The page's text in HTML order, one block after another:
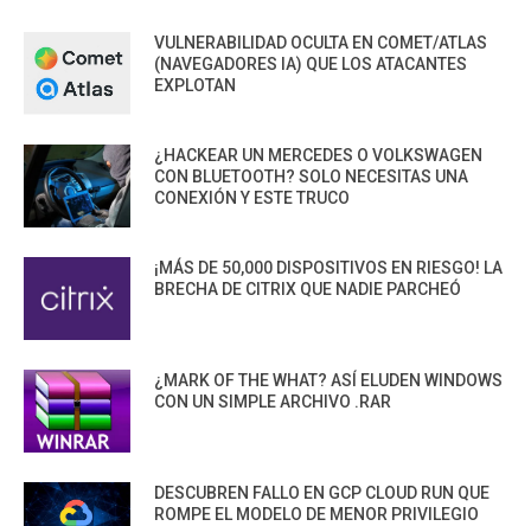
VULNERABILIDAD OCULTA EN COMET/ATLAS
(NAVEGADORES IA) QUE LOS ATACANTES
EXPLOTAN
¿HACKEAR UN MERCEDES O VOLKSWAGEN
CON BLUETOOTH? SOLO NECESITAS UNA
CONEXIÓN Y ESTE TRUCO
¡MÁS DE 50,000 DISPOSITIVOS EN RIESGO! LA
BRECHA DE CITRIX QUE NADIE PARCHEÓ
¿MARK OF THE WHAT? ASÍ ELUDEN WINDOWS
CON UN SIMPLE ARCHIVO .RAR
DESCUBREN FALLO EN GCP CLOUD RUN QUE
ROMPE EL MODELO DE MENOR PRIVILEGIO